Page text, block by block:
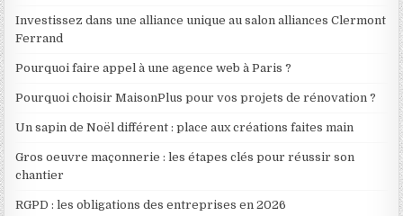
Investissez dans une alliance unique au salon alliances Clermont
Ferrand
Pourquoi faire appel à une agence web à Paris ?
Pourquoi choisir MaisonPlus pour vos projets de rénovation ?
Un sapin de Noël différent : place aux créations faites main
Gros oeuvre maçonnerie : les étapes clés pour réussir son
chantier
RGPD : les obligations des entreprises en 2026